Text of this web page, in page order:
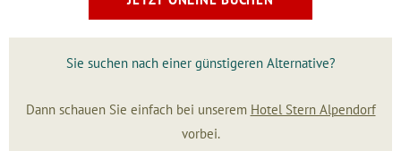
Sie suchen nach einer günstigeren Alternative?
Dann schauen Sie einfach bei unserem Hotel Stern Alpendorf
vorbei.